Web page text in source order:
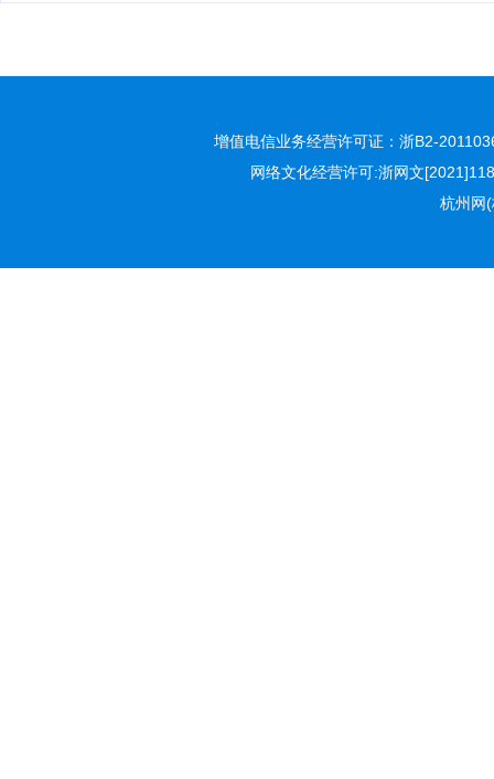
增值电信业务经营许可证：浙B2-
网络文化经营许可:浙网文
杭州网